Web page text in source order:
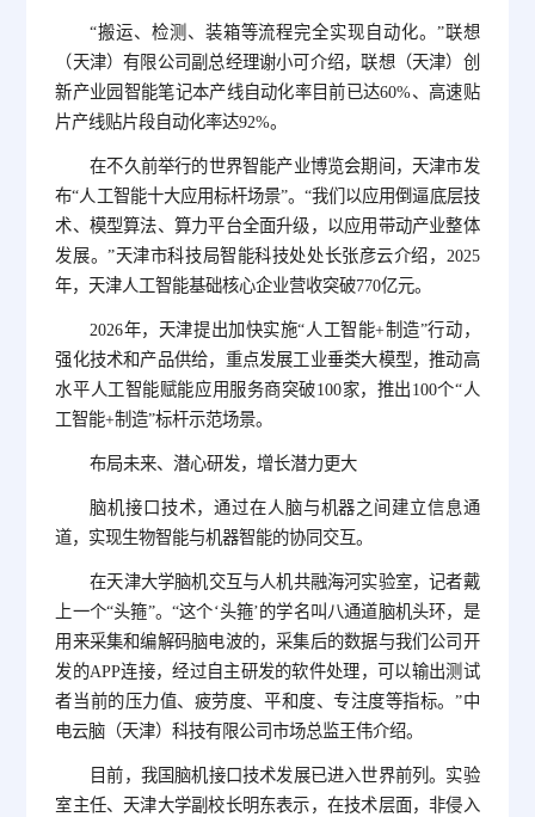
“搬运、检测、装箱等流程完全实现自动化。”联想
（天津）有限公司副总经理谢小可介绍，联想（天津）创
新产业园智能笔记本产线自动化率目前已达60%、高速贴
片产线贴片段自动化率达92%。
在不久前举行的世界智能产业博览会期间，天津市发
布“人工智能十大应用标杆场景”。“我们以应用倒逼底层技
术、模型算法、算力平台全面升级，以应用带动产业整体
发展。”天津市科技局智能科技处处长张彦云介绍，2025
年，天津人工智能基础核心企业营收突破770亿元。
2026年，天津提出加快实施“人工智能+制造”行动，
强化技术和产品供给，重点发展工业垂类大模型，推动高
水平人工智能赋能应用服务商突破100家，推出100个“人
工智能+制造”标杆示范场景。
布局未来、潜心研发，增长潜力更大
脑机接口技术，通过在人脑与机器之间建立信息通
道，实现生物智能与机器智能的协同交互。
在天津大学脑机交互与人机共融海河实验室，记者戴
上一个“头箍”。“这个‘头箍’的学名叫八通道脑机头环，是
用来采集和编解码脑电波的，采集后的数据与我们公司开
发的APP连接，经过自主研发的软件处理，可以输出测试
者当前的压力值、疲劳度、平和度、专注度等指标。”中
电云脑（天津）科技有限公司市场总监王伟介绍。
目前，我国脑机接口技术发展已进入世界前列。实验
室主任、天津大学副校长明东表示，在技术层面，非侵入